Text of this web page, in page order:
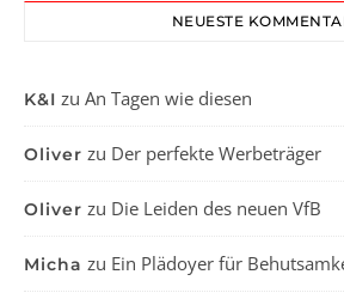
NEUESTE
K&I zu An Tagen wie diesen
Oliver zu Der perfekte Werbeträger
Oliver zu Die Leiden des neuen VfB
Micha zu Ein Plädoyer für